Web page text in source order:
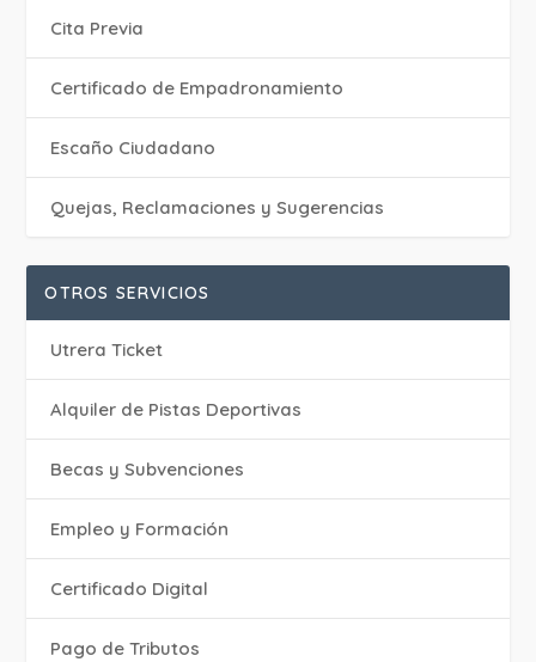
Cita Previa
Certificado de Empadronamiento
Escaño Ciudadano
Quejas, Reclamaciones y Sugerencias
OTROS SERVICIOS
Utrera Ticket
Alquiler de Pistas Deportivas
Becas y Subvenciones
Empleo y Formación
Certificado Digital
Pago de Tributos